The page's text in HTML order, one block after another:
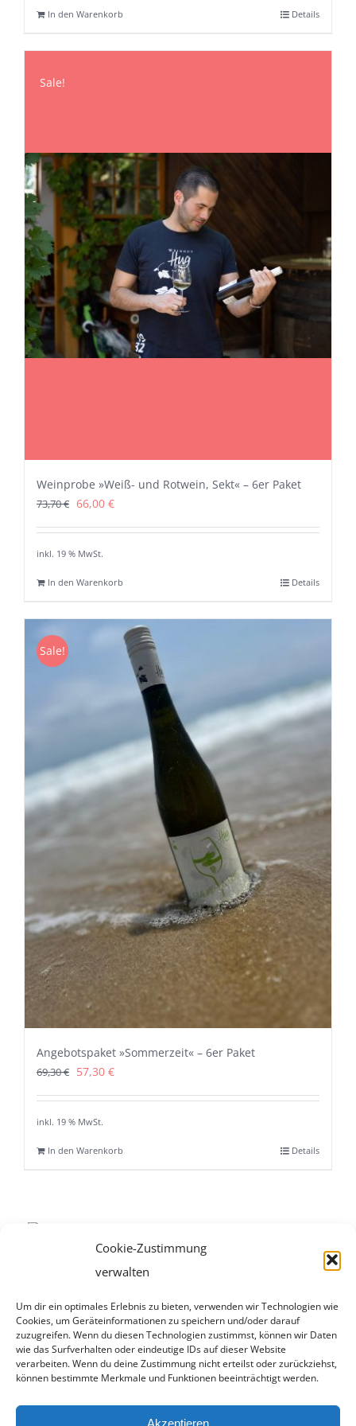
Cookie-Zustimmung
verwalten
Um dir ein optimales Erlebnis zu bieten, verwenden wir Technologien wie
Cookies, um Geräteinformationen zu speichern und/oder darauf
zuzugreifen. Wenn du diesen Technologien zustimmst, können wir Daten
wie das Surfverhalten oder eindeutige IDs auf dieser Website
verarbeiten. Wenn du deine Zustimmung nicht erteilst oder zurückziehst,
können bestimmte Merkmale und Funktionen beeinträchtigt werden.
Akzeptieren
In den Warenkorb Details
Sale!
Weinprobe »Weiß- und Rotwein, Sekt« – 6er Paket
73,70€ Ursprünglicher
Preis
war:
66,00 €Aktueller
Preis
inkl. 19 % MwSt.
In den Warenkorb Details
Sale!
Angebotspaket »Sommerzeit« – 6er Paket
69,30€ Ursprünglicher
Preis
war:
57,30 €Aktueller
Preis
inkl. 19 % MwSt.
In den Warenkorb Details
© Copyright 2018 | Weingut Hug | Impressum